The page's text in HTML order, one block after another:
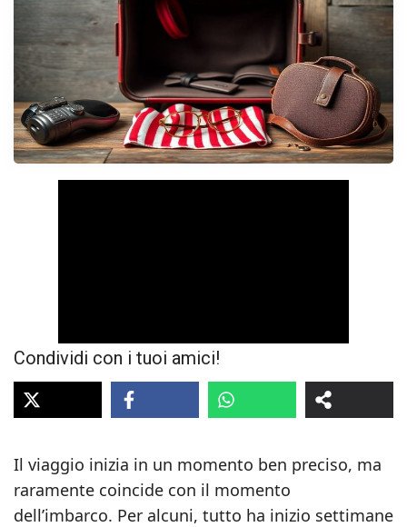
Condividi con i tuoi amici!
Il viaggio inizia in un momento ben preciso, ma
raramente coincide con il momento
dell’imbarco. Per alcuni, tutto ha inizio settimane